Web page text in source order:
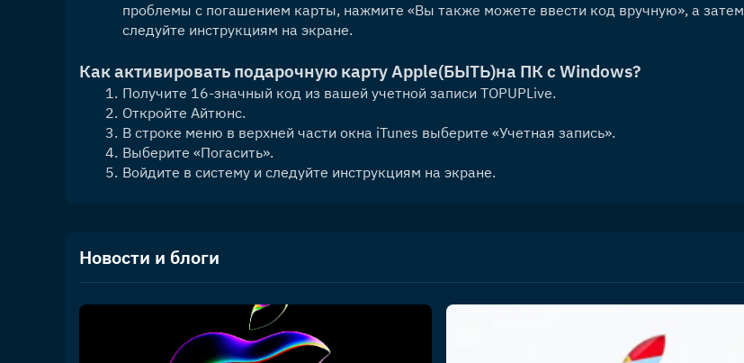
проблемы с погашением карты, нажмите «Вы также можете ввести код вручную», а затем
следуйте инструкциям на экране.
Как активировать подарочную карту Apple(БЫТЬ)на ПК с Windows?
Получите 16-значный код из вашей учетной записи TOPUPLive.
Откройте Айтюнс.
В строке меню в верхней части окна iTunes выберите «Учетная запись».
Выберите «Погасить».
Войдите в систему и следуйте инструкциям на экране.
Новости и блоги